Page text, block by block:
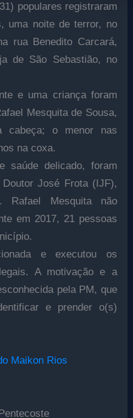
populares registraram
uma noite de terror, no
rua Benedito Carcará,
de São Sebastião, no
e uma criança foram
Mesquita de Sousa,
cabeça; o menor nas
na coxa.
saúde delicado, foram
José Frota (IJF),
Rafael Mesquita não
em 2017, 21 pessoas
e executou os
A motivação e a
pela PM, que
e prender o(s)
Maikon Rios